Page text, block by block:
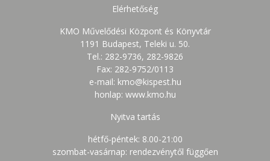
Elérhetőség
KMO Művelődési Központ és Könyvtár
1191 Budapest, Teleki u. 50.
Tel.: 282-9736, 282-9826
Fax: 282-9752/0113
e-mail: kmo@kispest.hu
honlap: www.kmo.hu
Nyitva tartás
hétfő-péntek: 8.00-21:00
szombat-vasárnap: rendezvénytől függően